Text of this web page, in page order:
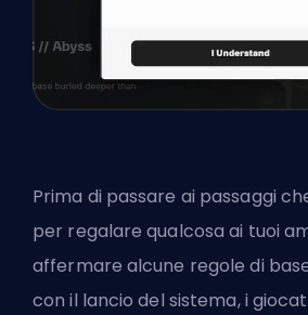
Prima di passare ai passaggi
per regalare qualcosa ai tuoi
affermare alcune regole di
con il lancio del sistema, i